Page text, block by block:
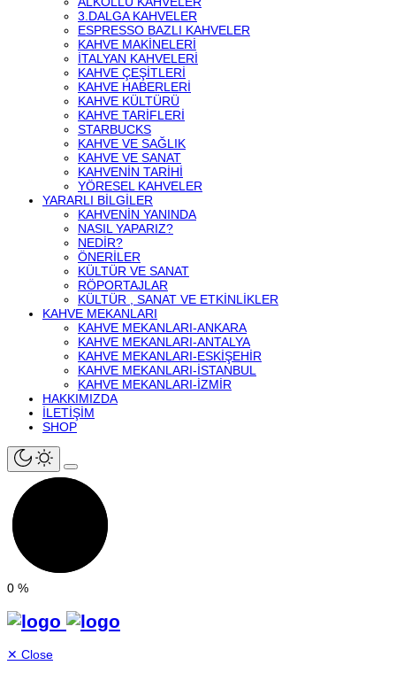
3.DALGA KAHVELER
ESPRESSO BAZLI KAHVELER
KAHVE MAKINELERI
İTALYAN KAHVELERI
KAHVE ÇEŞITLERI
KAHVE HABERLERI
KAHVE KÜLTÜRÜ
KAHVE TARIFLERI
STARBUCKS
KAHVE VE SAĞLIK
KAHVE VE SANAT
KAHVENIN TARIHI
YÖRESEL KAHVELER
YARARLI BILGILER
KAHVENIN YANINDA
NASIL YAPARIZ?
NEDIR?
ÖNERILER
KÜLTÜR VE SANAT
RÖPORTAJLAR
KÜLTÜR , SANAT VE ETKINLIKLER
KAHVE MEKANLARI
KAHVE MEKANLARI-ANKARA
KAHVE MEKANLARI-ANTALYA
KAHVE MEKANLARI-ESKIŞEHIR
KAHVE MEKANLARI-İSTANBUL
KAHVE MEKANLARI-İZMIR
HAKKIMIZDA
İLETIŞIM
SHOP
0 %
✕ Close